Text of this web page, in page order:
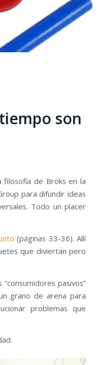
son
filosofía de Broks en la
para difundir ideas
Todo un placer
(páginas 33-36). Allí
que diviertan pero
pasivos”
grano de arena para
problemas que